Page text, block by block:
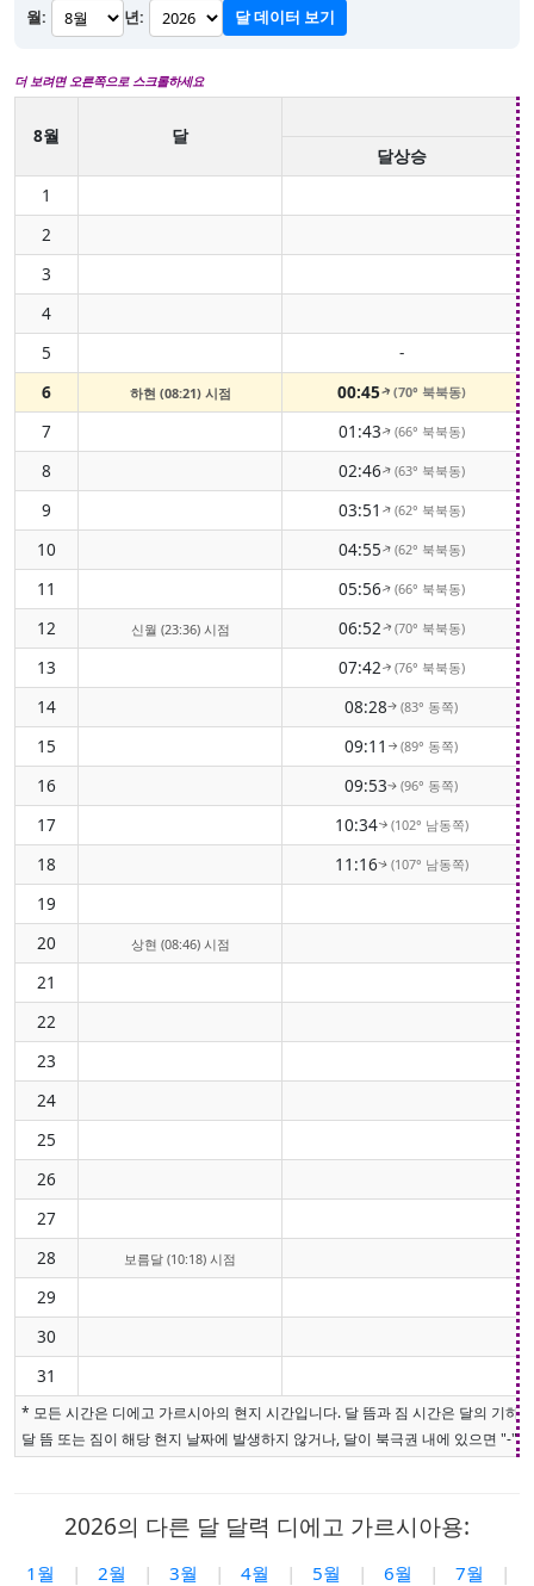
월: 년: 달 데이터 보기
더 보려면 오른쪽으로 스크롤하세요
8월
달
달상승
1
2
3
4
5
-
6
하현 (08:21) 시점 00:45↑(70° 북북동)
7 01:43↑(66° 북북동)
8 02:46↑(63° 북북동)
9 03:51 ↑(62° 북북동)
10 04:55↑(62° 북북동)
11 05:56↑(66° 북북동)
12 신월 (23:36) 시점 06:52↑(70° 북북동)
13 07:42↑(76° 북북동)
14 08:28↑(83° 동쪽)
15 09:11 ↑(89° 동쪽)
16 09:53↑(96° 동쪽)
17 10:34↑(102° 남동쪽)
18 11:16↑(107° 남동쪽)
19
20
상현 (08:46) 시점
21
22
23
24
25
26
27
28
보름달 (10:18) 시점
29
30
31
* 모든 시간은 디에고 가르시아의 현지 시간입니다. 달 뜸과 짐 시간은 달의 기하
달 뜸 또는 짐이 해당 현지 날짜에 발생하지 않거나, 달이 북극권 내에 있으면 "-"
2026의 다른 달 달력 디에고 가르시아용:
1월 | 2월 | 3월 | 4월 | 5월 | 6월 | 7월
|